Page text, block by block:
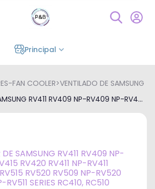
Principal
FAN COOLER>VENTILADO DE SAMSUNG
RV411 RV409 NP-RV409 NP-RV4...
SAMSUNG RV411 RV409 NP-
RV420 RV411 NP-RV411
RV515 RV520 RV509 NP-RV520
SERIES RC410, RC510